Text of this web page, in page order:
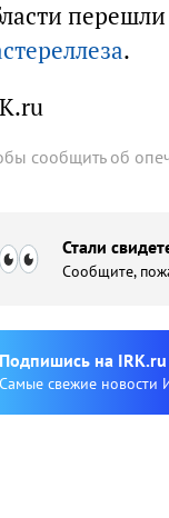
.
сообщить об
Стали
Сообщите,
Подпишиcь на
Cамые свежие новости